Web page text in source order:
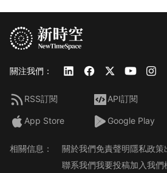
關注我們：
RSS訂閱 API訂閱
App Store Google Play
相關信息： 關於我們免責聲明隱私政策
聯系我們我要投稿加入我們